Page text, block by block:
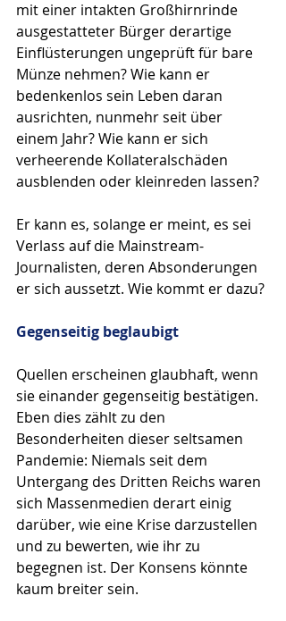
mit einer intakten Großhirnrinde
ausgestatteter Bürger derartige
Einflüsterungen ungeprüft für bare
Münze nehmen? Wie kann er
bedenkenlos sein Leben daran
ausrichten, nunmehr seit über
einem Jahr? Wie kann er sich
verheerende Kollateralschäden
ausblenden oder kleinreden lassen?
Er kann es, solange er meint, es sei
Verlass auf die Mainstream-
Journalisten, deren Absonderungen
er sich aussetzt. Wie kommt er dazu?
Gegenseitig beglaubigt
Quellen erscheinen glaubhaft, wenn
sie einander gegenseitig bestätigen.
Eben dies zählt zu den
Besonderheiten dieser seltsamen
Pandemie: Niemals seit dem
Untergang des Dritten Reichs waren
sich Massenmedien derart einig
darüber, wie eine Krise darzustellen
und zu bewerten, wie ihr zu
begegnen ist. Der Konsens könnte
kaum breiter sein.